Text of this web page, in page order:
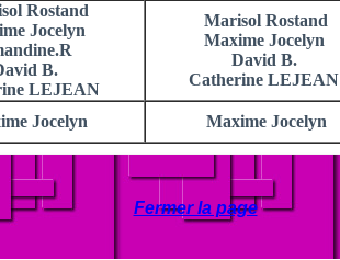
Rostand
Jocelyn
B.
LEJEAN
Marisol Rostand
Maxime Jocelyn
David B.
Catherine LEJEAN
Jocelyn Maxime Jocelyn
Fermer la page